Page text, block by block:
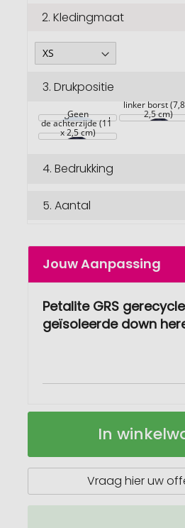
2. Kledingmaat
3. Drukpositie
Geen
linker borst
2,5 cm)
Grote gebieden op
de achterzijde (11
x 2,5 cm)
4. Bedrukking
5. Aantal
Jouw Aanpassing
Petalite GRS
geïsoleerde down
geïsoleerde
In
Vraag hier uw